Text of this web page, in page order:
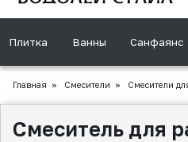
Плитка Ванны Санфаянс
Главная » Смесители » Смесители
Смеситель для